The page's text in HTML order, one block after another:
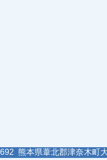
熊本県葦北郡津奈木町